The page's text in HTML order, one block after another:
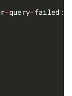
-query-failed: